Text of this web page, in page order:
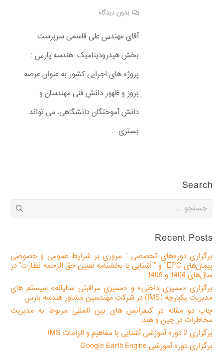
بدون دیدگاه
آقای مهندس علی قاسمی سرپرست
بخش هیدرودینامیک هندسه پارس :
پروژه­ های اجرایی کشور به عنوان عرصه
بروز و ظهور دانش فنی مهندسان و
دانش آموختگان دانشگاهی، می ­تواند
بستری…
Search
جستجو
Recent Posts
برگزاری دوره‌های تخصصی ” مروری بر شرایط عمومی و خصوصی
پیمان‌های EPC” و ” آشنایی با بخشنامه تعیین حق الزحمه نظارت” در
سال‌های 1404 و 1405
برگزاری «ممیزی داخلی» و «ممیزی مراقبتی سالیانه» سیستم های
مدیریت یکپارچه (IMS) در شرکت مهندسین مشاور هندسه پارس
چاپ دو مقاله در کنفرانس های بین المللی مربوط به مدیریت
مخاطرات در چین و هند
برگزاری 2 دوره آموزشی آشنایی با مفاهیم و الزامات IMS
برگزاری دوره آموزشی Google Earth Engine